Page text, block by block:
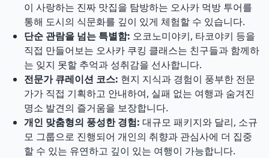
이 사랑하는 진짜 맛집을 탐방하는 오사카 먹방 투어를
통해 도시의 식문화를 깊이 있게 체험할 수 있습니다.
단순 관람을 넘는 특별함: 오코노미야키, 타코야키 등을
직접 만들어보는 오사카 쿠킹 클래스는 친구들과 함께하
는 잊지 못할 추억과 성취감을 선사합니다.
전문가 큐레이션 코스: 현지 지식과 경험이 풍부한 전문
가가 직접 기획하고 안내하여, 실패 없는 여행과 숨겨진
명소 발견의 즐거움을 보장합니다.
개인 맞춤형의 풍성한 경험: 대규모 패키지와 달리, 소규
모 그룹으로 진행되어 개인의 취향과 관심사에 더 집중
할 수 있는 유연하고 깊이 있는 여행이 가능합니다.